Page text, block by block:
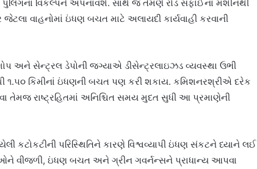
પુલિંગના વિકલ્પને અપનાવશે. સાથે જ તેમણે રોડ સફાઈના મશીનથી
વાહનોમાં ઇંધણ બચત માટે અલાયદી કાર્યવાહી કરવાની
અને સેન્ટ્રલ ડેપોની જગ્યાએ ડીસેન્ટ્રલાઇઝડ વ્યવસ્થા ઉભી
૧.૫૦ કિમીનાં ઇંધણની બચત પણ કરી શકાય. કમિશનરશ્રીએ દરેક
રાષ્ટ્રહિતમાં અનિશ્ચિત સમય મુદત સુધી આ પ્રમાણેની
કટોકટીની પરિસ્થિતિને કારણે વિશ્વવ્યાપી ઇંધણ સંકટને ધ્યાને લઈ
વીજળી, ઇંધણ બચત અને ગ્રીન ગવર્નન્સને પ્રાધાન્ય આપવા